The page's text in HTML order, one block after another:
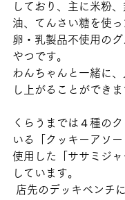
しており、主に米粉
油、てんさい糖を使っ
卵・乳製品不使用の
やつです。
わんちゃんと一緒に
し上がることができま
くらうまでは４種の
いる「クッキーアソ
使用した「ササミジ
しています。